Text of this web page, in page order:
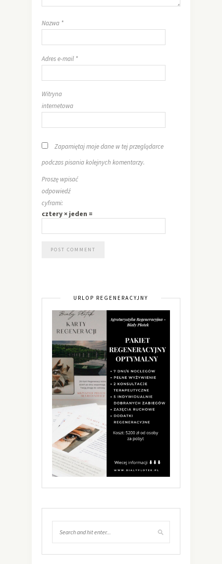
Nazwa *
Adres e-mail *
Witryna
internetowa
Zapamiętaj moje dane w tej przeglądarce
podczas pisania kolejnych komentarzy.
Proszę wpisać
odpowiedź
cyframi:
cztery × jeden =
URLOP REGENERACYJNY